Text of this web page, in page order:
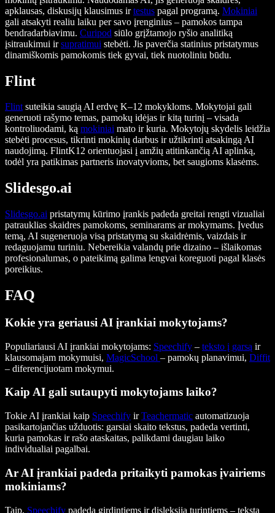
apklausas, diskusijų klausimus irtestus pagal programą. Mokiniai
gali atsakyti realiu laiku per savo įrenginius – pamokos tampa
bendradarbiavimu. Curipod siūlo grįžtamojo ryšio analitiką
įsitraukimui irsupratimui stebėti. Jis paverčia statinius pristatymus
dinamiškomis pamokomis tiek gyvai, tiek nuotoliniu būdu.
Flint
Flintsuteikia saugią AI erdvę K–12 mokykloms. Mokytojai gali
generuoti rašymo temas, pamokų idėjas ir kitą turinį – visada
kontroliuodami, ką mokiniai mato ir kuria. Mokytojų skydelis leidžia
stebėti procesus, tikrinti mokinių darbus ir užtikrinti atsakingą AI
naudojimą. FlintK12 orientuojasi į amžių atitinkančią AI aplinką,
todėl yra patikimas partneris inovatyvioms, bet saugioms klasėms.
Slidesgo.ai
Slidesgo.ai pristatymų kūrimo įrankis padeda greitai rengti vizualiai
patrauklias skaidres pamokoms, seminarams ar mokymams. Įvedus
temą, AI sugeneruoja visą pristatymą su skaidrėmis, vaizdais ir
redaguojamu turiniu. Nebereikia valandų prie dizaino – išlaikomas
profesionalumas, o pateikimą galima lengvai koreguoti pagal klasės
poreikius.
FAQ
Kokie yra geriausi AI įrankiai mokytojams?
Populiariausi AI įrankiai mokytojams: Speechify – teksto į garsą ir
klausomajam mokymuisi, MagicSchool – pamokų planavimui, Diffit
– diferencijuotam mokymui.
Kaip AI gali sutaupyti mokytojams laiko?
Tokie AI įrankiai kaip Speechify irTeachermatic automatizuoja
pasikartojančias užduotis: garsiai skaito tekstus, padeda vertinti,
kuria pamokas ir rašo ataskaitas, palikdami daugiau laiko
individualiai pagalbai.
Ar AI įrankiai padeda pritaikyti pamokas įvairiems
mokiniams?
Taip. Speechify padeda girdintiems ir disleksiją turintiems – tekstą